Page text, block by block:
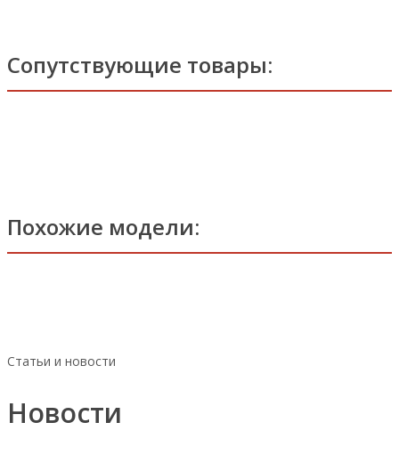
Сопутствующие товары:
Похожие модели:
Статьи и новости
Новости